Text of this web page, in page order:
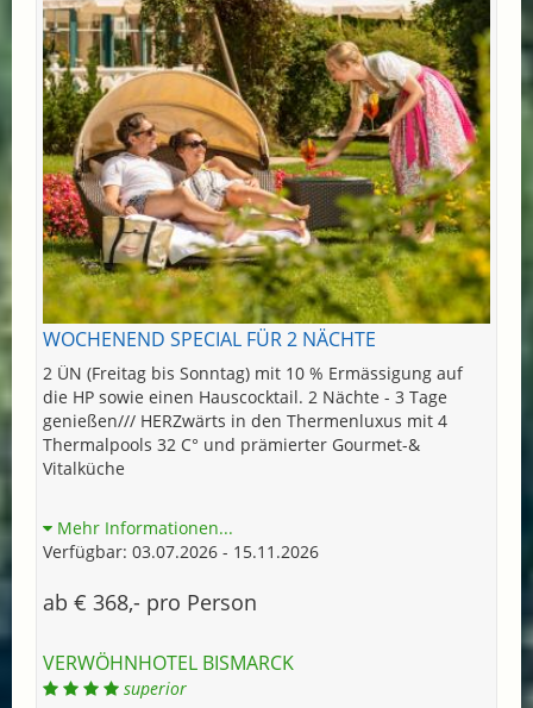
WOCHENEND SPECIAL FÜR 2 NÄCHTE
2 ÜN (Freitag bis Sonntag) mit 10 % Ermässigung auf
die HP sowie einen Hauscocktail. 2 Nächte - 3 Tage
genießen/// HERZwärts in den Thermenluxus mit 4
Thermalpools 32 C° und prämierter Gourmet-&
Vitalküche
Mehr Informationen...
Verfügbar: 03.07.2026 - 15.11.2026
ab € 368,- pro Person
VERWÖHNHOTEL BISMARCK
superior